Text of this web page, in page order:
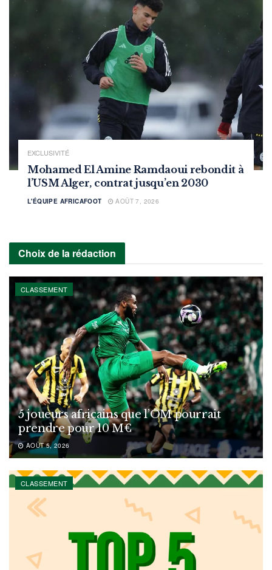
EXCLUSIVITÉ
Mohamed El Amine Ramdaoui rebondit à
l’USM Alger, contrat jusqu’en 2030
L'ÉQUIPE AFRICAFOOT AOÛT 7, 2026
Choix de la rédaction
CLASSEMENT
5 joueurs africains que l’OM pourrait
prendre pour 10 M€
AOÛT 5, 2026
CLASSEMENT